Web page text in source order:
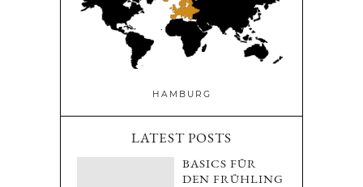
HAMBURG
LATEST POSTS
BASICS FÜR
DEN FRÜHLING